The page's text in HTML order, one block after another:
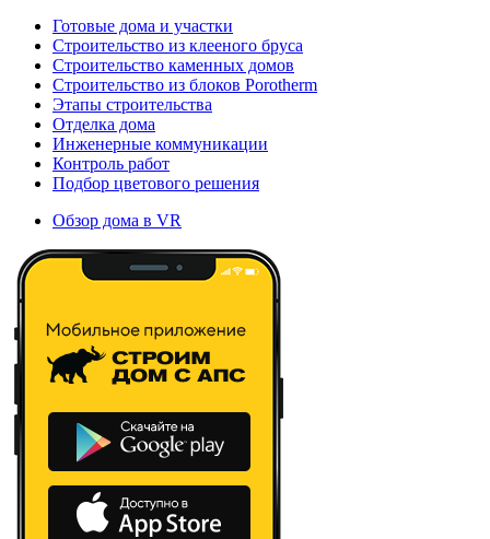
Готовые дома и участки
Строительство из клееного бруса
Строительство каменных домов
Строительство из блоков Porotherm
Этапы строительства
Отделка дома
Инженерные коммуникации
Контроль работ
Подбор цветового решения
Обзор дома в VR